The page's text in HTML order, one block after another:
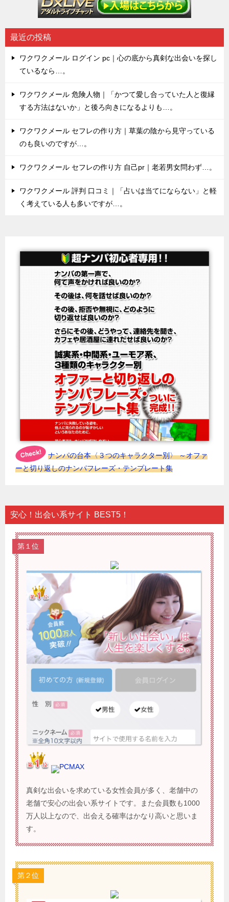
最近の投稿
ワクワクメール ログイン pc｜心の底から真剣な出会いを探し
ているなら…。
ワクワクメール 危険人物｜「かつて愛し合っていた人と復縁
する方法はないか」と後ろ向きになるよりも…。
ワクワクメール セフレの作り方｜草葉の陰から見守っている
のも良いのですが…。
ワクワクメール セフレの作り方 自己pr｜老若男女問わず…。
ワクワクメール 評判 口コミ｜「占いは当てにならない」と軽
く考えている人も多いですが…。
ナンパの台本〈３つのキャラクター別〉 ～オファ
ーと切り返しのナンパフレーズ・テンプレート集
安心！出会い系サイト BEST5！
第１位
PCMAX
真剣な出会いを求めている女性会員が多く、老舗中の
老舗で安心の出会い系サイトです。また会員数も1000
万人以上なので、出会える確率はかなり高いと思いま
す。
第２位